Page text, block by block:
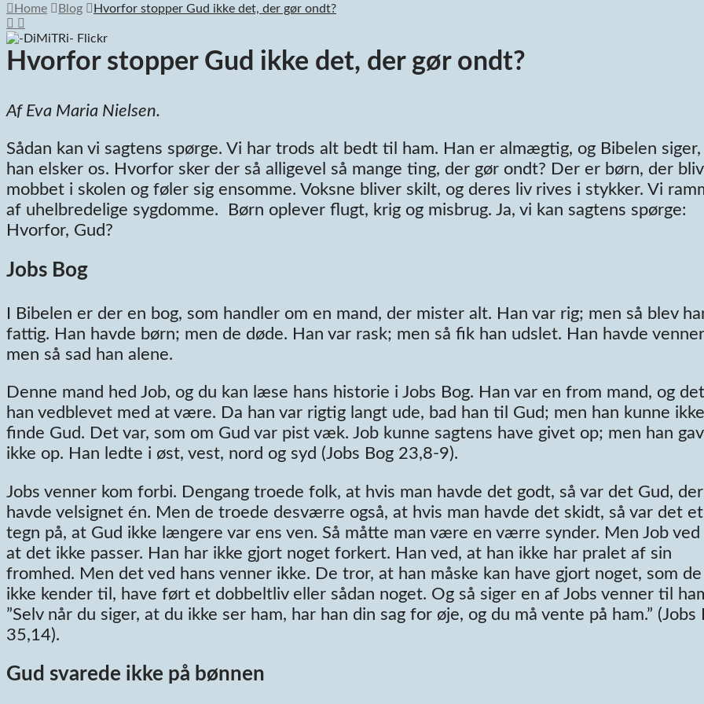
Home Blog Hvorfor stopper Gud ikke det, der gør ondt?
Hvorfor stopper Gud ikke det, der gør ondt?
Af Eva Maria Nielsen.
Sådan kan vi sagtens spørge. Vi har trods alt bedt til ham. Han er almægtig, og Bibelen
han elsker os. Hvorfor sker der så alligevel så mange ting, der gør ondt? Der er børn, der
mobbet i skolen og føler sig ensomme. Voksne bliver skilt, og deres liv rives i stykker. Vi
af uhelbredelige sygdomme. Børn oplever flugt, krig og misbrug. Ja, vi kan sagtens spørge:
Hvorfor, Gud?
Jobs Bog
I Bibelen er der en bog, som handler om en mand, der mister alt. Han var rig; men så blev
fattig. Han havde børn; men de døde. Han var rask; men så fik han udslet. Han havde
men så sad han alene.
Denne mand hed Job, og du kan læse hans historie i Jobs Bog. Han var en from mand, og
han vedblevet med at være. Da han var rigtig langt ude, bad han til Gud; men han kunne ikke
finde Gud. Det var, som om Gud var pist væk. Job kunne sagtens have givet op; men han gav
ikke op. Han ledte i øst, vest, nord og syd (Jobs Bog 23,8-9).
Jobs venner kom forbi. Dengang troede folk, at hvis man havde det godt, så var det Gud, der
havde velsignet én. Men de troede desværre også, at hvis man havde det skidt, så var det et
tegn på, at Gud ikke længere var ens ven. Så måtte man være en værre synder. Men Job ved
at det ikke passer. Han har ikke gjort noget forkert. Han ved, at han ikke har pralet af sin
fromhed. Men det ved hans venner ikke. De tror, at han måske kan have gjort noget, som de
ikke kender til, have ført et dobbeltliv eller sådan noget. Og så siger en af Jobs venner til
”Selv når du siger, at du ikke ser ham, har han din sag for øje, og du må vente på ham.” (Jobs
35,14).
Gud svarede ikke på bønnen